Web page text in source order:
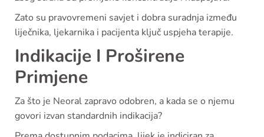
Zato su pravovremeni savjet i dobra suradnja između
liječnika, ljekarnika i pacijenta ključ uspjeha terapije.
Indikacije I Proširene
Primjene
Za što je Neoral zapravo odobren, a kada se o njemu
govori izvan standardnih indikacija?